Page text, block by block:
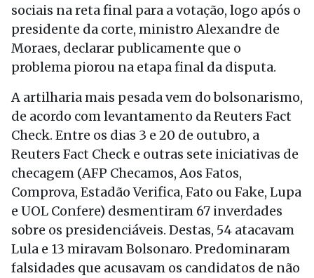
sociais na reta final para a votação, logo após o
presidente da corte, ministro Alexandre de
Moraes, declarar publicamente que o
problema piorou na etapa final da disputa.
A artilharia mais pesada vem do bolsonarismo,
de acordo com levantamento da Reuters Fact
Check. Entre os dias 3 e 20 de outubro, a
Reuters Fact Check e outras sete iniciativas de
checagem (AFP Checamos, Aos Fatos,
Comprova, Estadão Verifica, Fato ou Fake, Lupa
e UOL Confere) desmentiram 67 inverdades
sobre os presidenciáveis. Destas, 54 atacavam
Lula e 13 miravam Bolsonaro. Predominaram
falsidades que acusavam os candidatos de não